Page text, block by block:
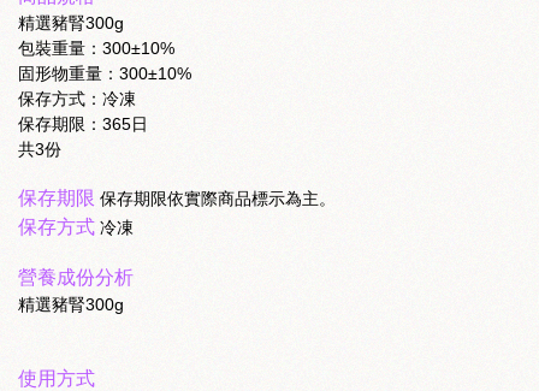
精選豬腎300g
包裝重量：300±10%
固形物重量：300±10%
保存方式：冷凍
保存期限：365日
共3份
保存期限 保存期限依實際商品標示為主。
保存方式 冷凍
營養成份分析
精選豬腎300g
使用方式